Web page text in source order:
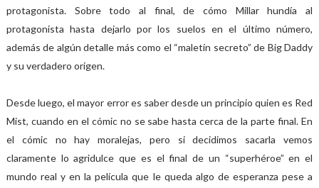
protagonista. Sobre todo al final, de cómo Millar hundía al
protagonista hasta dejarlo por los suelos en el último número,
además de algún detalle más como el “maletín secreto” de Big Daddy
y su verdadero origen.
Desde luego, el mayor error es saber desde un principio quien es Red
Mist, cuando en el cómic no se sabe hasta cerca de la parte final. En
el cómic no hay moralejas, pero si decidimos sacarla vemos
claramente lo agridulce que es el final de un “superhéroe” en el
mundo real y en la película que le queda algo de esperanza pese a